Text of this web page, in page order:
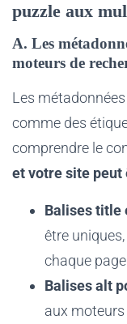
puzzle aux
A. Les
moteurs de
Les
comme des
comprendre le
et votre site
Balises title
être
chaque
Balises alt
aux moteurs